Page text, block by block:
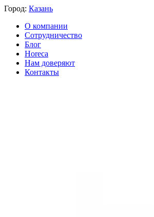
Город: Казань
О компании
Сотрудничество
Блог
Horeca
Нам доверяют
Контакты